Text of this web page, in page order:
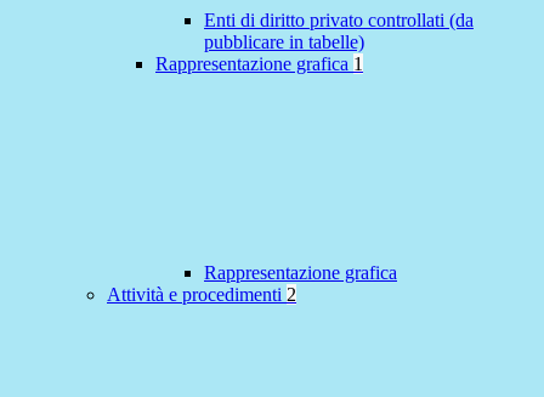
Enti di diritto privato controllati (da
pubblicare in tabelle)
Rappresentazione grafica 1
Rappresentazione grafica
Attività e procedimenti 2